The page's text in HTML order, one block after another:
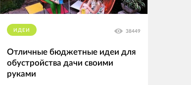
ИДЕИ 38449
Отличные бюджетные идеи для
обустройства дачи своими
руками